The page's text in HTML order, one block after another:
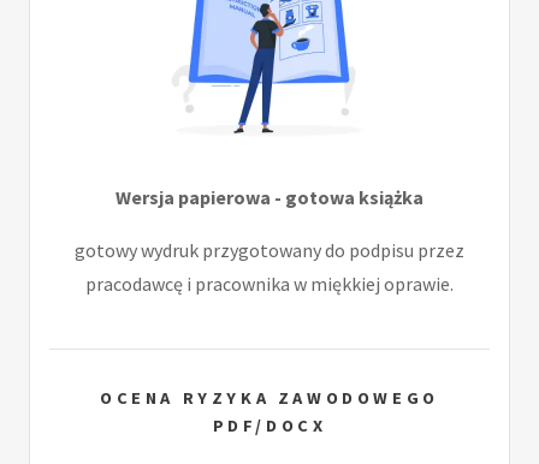
Wersja papierowa - gotowa książka
gotowy wydruk przygotowany do podpisu przez
pracodawcę i pracownika w miękkiej oprawie.
OCENA RYZYKA ZAWODOWEGO
PDF/DOCX